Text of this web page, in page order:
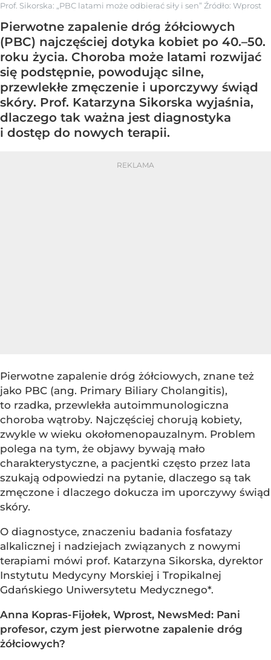
Prof. Sikorska: „PBC latami może odbierać siły i sen” Źródło: Wprost
Pierwotne zapalenie dróg żółciowych
(PBC) najczęściej dotyka kobiet po 40.–50.
roku życia. Choroba może latami rozwijać
się podstępnie, powodując silne,
przewlekłe zmęczenie i uporczywy świąd
skóry. Prof. Katarzyna Sikorska wyjaśnia,
dlaczego tak ważna jest diagnostyka
i dostęp do nowych terapii.
Pierwotne zapalenie dróg żółciowych, znane też
jako PBC (ang. Primary Biliary Cholangitis),
to rzadka, przewlekła autoimmunologiczna
choroba wątroby. Najczęściej chorują kobiety,
zwykle w wieku okołomenopauzalnym. Problem
polega na tym, że objawy bywają mało
charakterystyczne, a pacjentki często przez lata
szukają odpowiedzi na pytanie, dlaczego są tak
zmęczone i dlaczego dokucza im uporczywy świąd
skóry.
O diagnostyce, znaczeniu badania fosfatazy
alkalicznej i nadziejach związanych z nowymi
terapiami mówi prof. Katarzyna Sikorska, dyrektor
Instytutu Medycyny Morskiej i Tropikalnej
Gdańskiego Uniwersytetu Medycznego*.
Anna Kopras-Fijołek, Wprost, NewsMed: Pani
profesor, czym jest pierwotne zapalenie dróg
żółciowych?